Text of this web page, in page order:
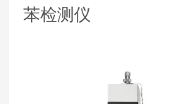
苯检测仪